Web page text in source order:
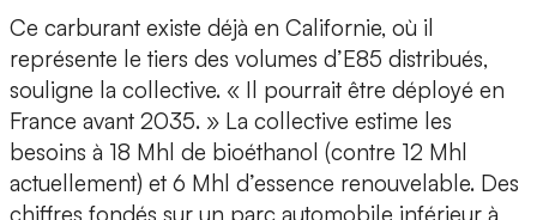
Ce carburant existe déjà en Californie, où il
représente le tiers des volumes d’E85 distribués,
souligne la collective. « Il pourrait être déployé en
France avant 2035. » La collective estime les
besoins à 18 Mhl de bioéthanol (contre 12 Mhl
actuellement) et 6 Mhl d’essence renouvelable. Des
chiffres fondés sur un parc automobile inférieur à